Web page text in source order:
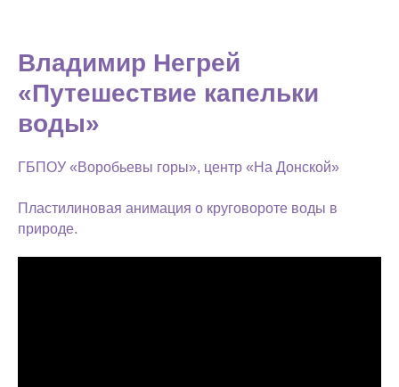
Владимир Негрей
«Путешествие капельки
воды»
ГБПОУ «Воробьевы горы», центр «На Донской»
Пластилиновая анимация о круговороте воды в
природе.